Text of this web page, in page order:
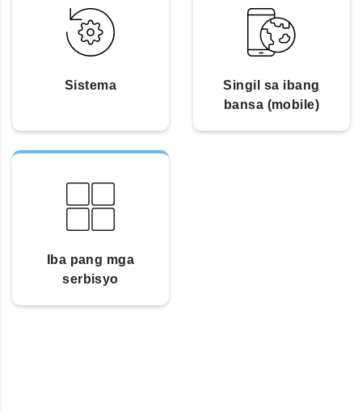
Sistema
Singil sa ibang
bansa (mobile)
Iba pang mga
serbisyo